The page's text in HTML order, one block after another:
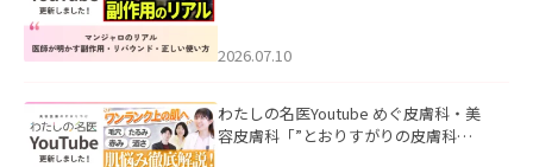
た。
2026.07.10
わたしの名医Youtube めぐ皮膚科・美
容皮膚科「”とおりすがりの皮膚科